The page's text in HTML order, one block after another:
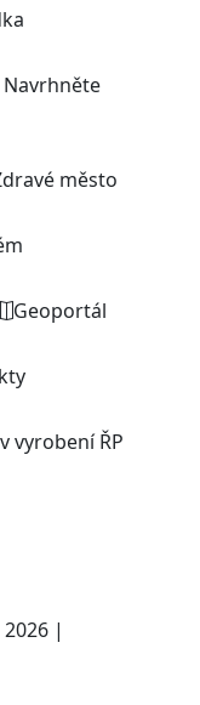
město
Geoportál
vyrobení ŘP
|